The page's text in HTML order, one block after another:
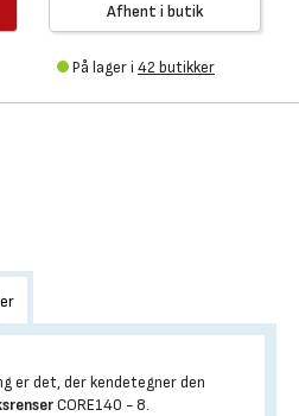
Afhent i butik
På lager i 42 butikker
er det, der kendetegner den
CORE140 - 8.